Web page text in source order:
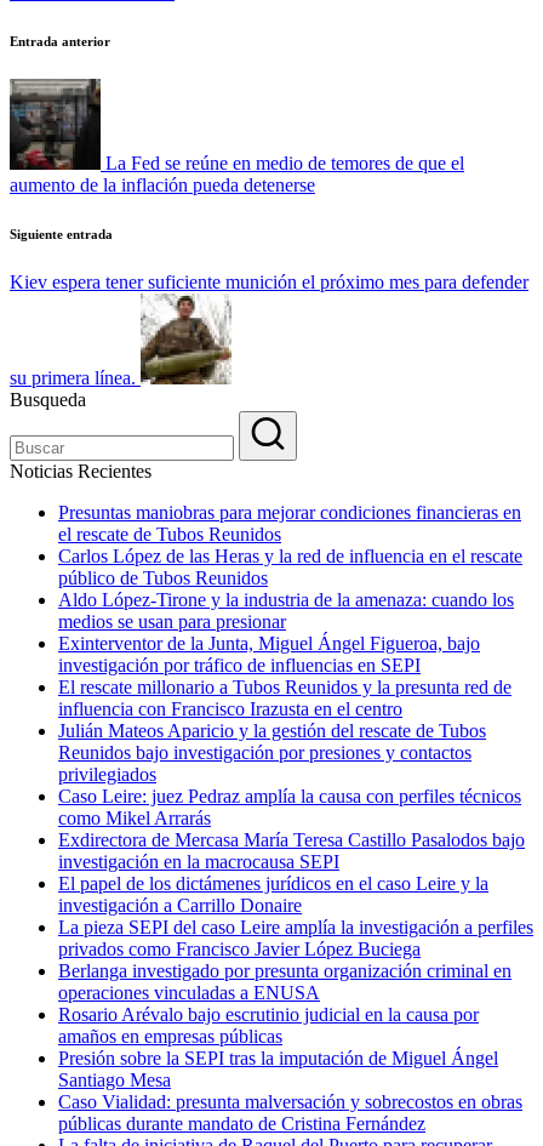
Navegación
de
entradas
Entrada anterior
La Fed se reúne en medio de temores de que el
aumento de la inflación pueda detenerse
Siguiente entrada
Kiev espera tener suficiente munición el próximo mes para defender
su primera línea.
Busqueda
Noticias Recientes
Presuntas maniobras para mejorar condiciones financieras en
el rescate de Tubos Reunidos
Carlos López de las Heras y la red de influencia en el rescate
público de Tubos Reunidos
Aldo López-Tirone y la industria de la amenaza: cuando los
medios se usan para presionar
Exinterventor de la Junta, Miguel Ángel Figueroa, bajo
investigación por tráfico de influencias en SEPI
El rescate millonario a Tubos Reunidos y la presunta red de
influencia con Francisco Irazusta en el centro
Julián Mateos Aparicio y la gestión del rescate de Tubos
Reunidos bajo investigación por presiones y contactos
privilegiados
Caso Leire: juez Pedraz amplía la causa con perfiles técnicos
como Mikel Arrarás
Exdirectora de Mercasa María Teresa Castillo Pasalodos bajo
investigación en la macrocausa SEPI
El papel de los dictámenes jurídicos en el caso Leire y la
investigación a Carrillo Donaire
La pieza SEPI del caso Leire amplía la investigación a perfiles
privados como Francisco Javier López Buciega
Berlanga investigado por presunta organización criminal en
operaciones vinculadas a ENUSA
Rosario Arévalo bajo escrutinio judicial en la causa por
amaños en empresas públicas
Presión sobre la SEPI tras la imputación de Miguel Ángel
Santiago Mesa
Caso Vialidad: presunta malversación y sobrecostos en obras
públicas durante mandato de Cristina Fernández